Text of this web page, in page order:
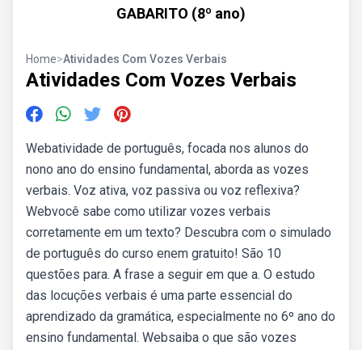
GABARITO (8º ano)
Home>Atividades Com Vozes Verbais
Atividades Com Vozes Verbais
Webatividade de português, focada nos alunos do
nono ano do ensino fundamental, aborda as vozes
verbais. Voz ativa, voz passiva ou voz reflexiva?
Webvocê sabe como utilizar vozes verbais
corretamente em um texto? Descubra com o simulado
de português do curso enem gratuito! São 10
questões para. A frase a seguir em que a. O estudo
das locuções verbais é uma parte essencial do
aprendizado da gramática, especialmente no 6º ano do
ensino fundamental. Websaiba o que são vozes